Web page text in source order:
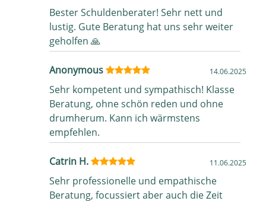
Bester Schuldenberater! Sehr nett und
lustig. Gute Beratung hat uns sehr weiter
geholfen 🙏
Anonymous 14.06.2025
Sehr kompetent und sympathisch! Klasse
Beratung, ohne schön reden und ohne
drumherum. Kann ich wärmstens
empfehlen.
Catrin H. 11.06.2025
Sehr professionelle und empathische
Beratung, focussiert aber auch die Zeit